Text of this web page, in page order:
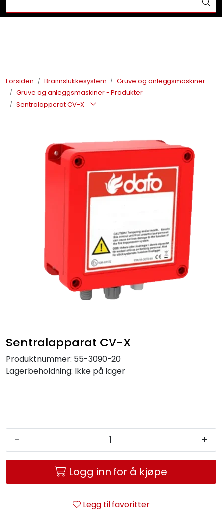
Forsiden Brannslukkesystem
Gruve og anleggsmaskiner
Gruve og anleggsmaskiner - Produkter
Sentralapparat CV-X
Sentralapparat CV-X
Produktnummer: 55-3090-20
Lagerbeholdning: Ikke på lager
- +
Logg inn for å kjøpe
Legg til favoritter
Lysprodukter
Maskinsikring